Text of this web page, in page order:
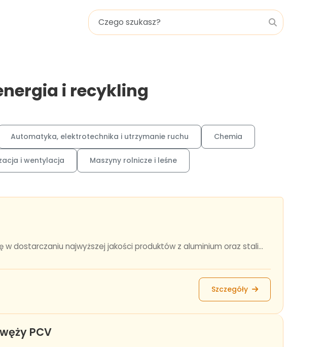
i recykling
Automatyka, elektrotechnika i utrzymanie ruchu Chemia
i wentylacja Maszyny rolnicze i leśne
dostarczaniu najwyższej jakości produktów z aluminium oraz stali...
Szczegóły
PCV